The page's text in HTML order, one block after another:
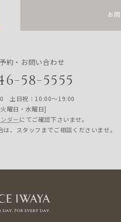
お
約・お問い合わせ
58-5555
土日祝：10:00〜19:00
曜日・水曜日]
ダーにてご確認下さいませ。
、スタッフまでご相談くださいませ。